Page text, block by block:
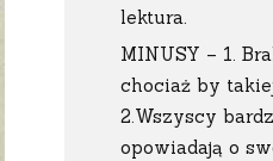
lektura.
MINUSY – 1.
chociaż by
2.Wszyscy
opowiadają o